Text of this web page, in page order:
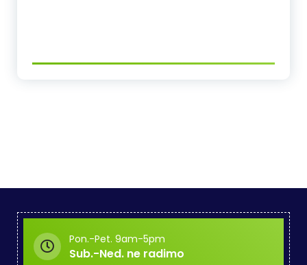
Pon.-Pet. 9am-5pm
Sub.-Ned. ne radimo